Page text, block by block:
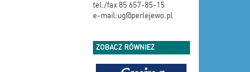
tel./fax 85 657-85-15
e-mail:ug@perlejewo.pl
ZOBACZ RÓWNIEŻ